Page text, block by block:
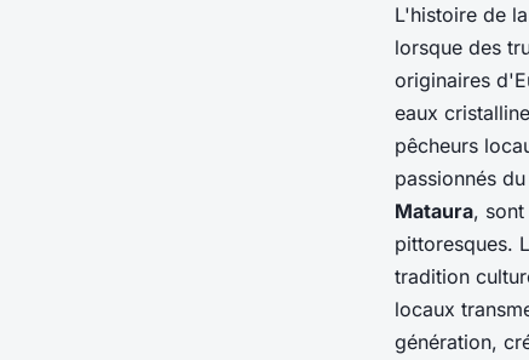
L'histoire de
lorsque des
originaires
eaux
pêcheurs
passionnés
Mataura,
pittoresques.
tradition
locaux
génération,